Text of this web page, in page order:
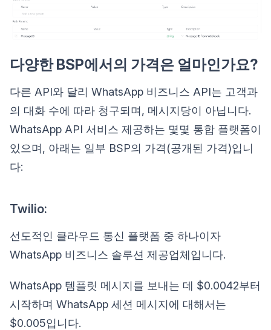
다양한 BSP에서의 가격은 얼마인가요?
다른 API와 달리 WhatsApp 비즈니스 API는 고객과
의 대화 수에 따라 청구되며, 메시지당이 아닙니다.
WhatsApp API 서비스 제공하는 몇몇 통합 플랫폼이
있으며, 아래는 일부 BSP의 가격(공개된 가격)입니
다:
Twilio:
선도적인 클라우드 통신 플랫폼 중 하나이자
WhatsApp 비즈니스 솔루션 제공업체입니다.
WhatsApp 템플릿 메시지를 보내는 데 $0.0042부터
시작하며 WhatsApp 세션 메시지에 대해서는
$0.005입니다.